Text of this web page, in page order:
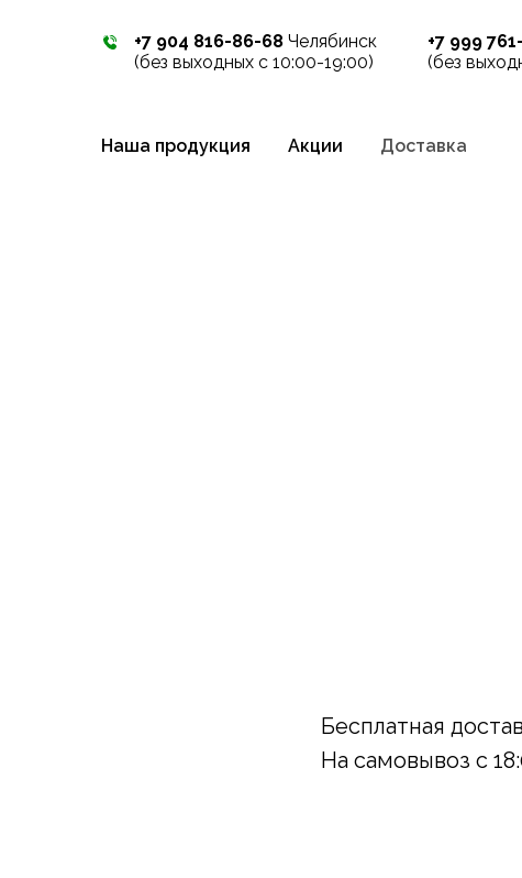
+7 904 816-86-68 Челябинск
(без выходных с 10:00-19:00)
+7 999
(без
Наша продукция Акции Доставка
Бесплатная
На самовывоз с